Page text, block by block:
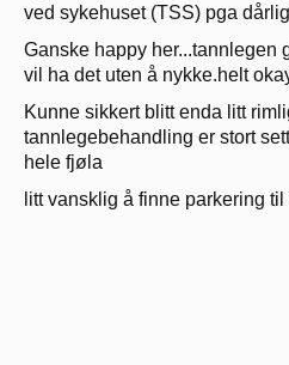
ved sykehuset (TSS) pga
Ganske happy her...tannlegen
vil ha det uten å nykke.helt
Kunne sikkert blitt enda litt
tannlegebehandling er stort
hele fjøla
litt vansklig å finne parkering til